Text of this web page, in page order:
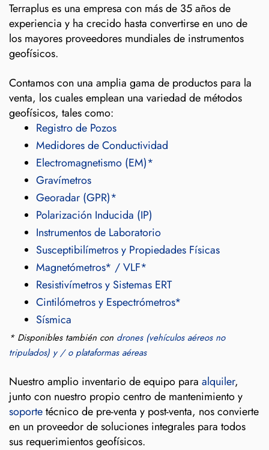
Terraplus es una empresa con más de 35 años de
experiencia y ha crecido hasta convertirse en uno de
los mayores proveedores mundiales de instrumentos
geofísicos.
Contamos con una amplia gama de productos para la
venta, los cuales emplean una variedad de métodos
geofísicos, tales como:
Registro de Pozos
Medidores de Conductividad
Electromagnetismo (EM)*
Gravímetros
Georadar (GPR)*
Polarización Inducida (IP)
Instrumentos de Laboratorio
Susceptibilímetros y Propiedades Físicas
Magnetómetros* / VLF*
Resistivímetros y Sistemas ERT
Cintilómetros y Espectrómetros*
Sísmica
* Disponibles también con drones (vehículos aéreos no
tripulados) y / o plataformas aéreas
Nuestro amplio inventario de equipo para alquiler,
junto con nuestro propio centro de mantenimiento y
soportetécnico de pre-venta y post-venta, nos convierte
en un proveedor de soluciones integrales para todos
sus requerimientos geofísicos.